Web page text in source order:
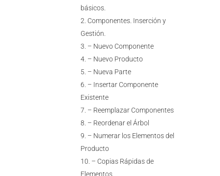
básicos.
Componentes. Inserción y
Gestión.
– Nuevo Componente
– Nuevo Producto
– Nueva Parte
– Insertar Componente
Existente
– Reemplazar Componentes
– Reordenar el Árbol
– Numerar los Elementos del
Producto
– Copias Rápidas de
Elementos